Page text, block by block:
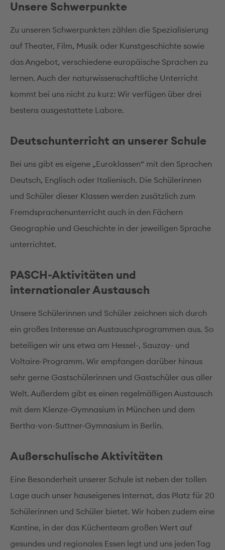
Unsere Schwerpunkte
Zu unseren Schwerpunkten zählen die Spezialisierung
auf Theater, Film, Musik oder Kunstgeschichte sowie
das Angebot, verschiedene europäische Sprachen zu
lernen. Auch der naturwissenschaftliche Unterricht
kommt bei uns nicht zu kurz: Wir verfügen über drei
bestens ausgestattete Labore.
Deutschunterricht an unserer Schule
Bei uns gibt es eigene „Euroklassen“ mit den Sprachen
Deutsch, Englisch oder Italienisch. Die Schülerinnen
und Schüler dieser Klassen werden zusätzlich zum
Fremdsprachenunterricht auch in den Fächern
Geographie und Geschichte in der jeweiligen Sprache
unterrichtet.
PASCH-Aktivitäten und
internationaler Austausch
Unsere Schülerinnen und Schüler zeichnen sich durch
ein großes Interesse an Austauschprogrammen aus. So
beteiligen wir uns etwa am Hessel-, Sauzay- und
Voltaire-Programm. Wir empfangen darüber hinaus
sehr gerne Gastschülerinnen und Gastschüler aus aller
Welt. Außerdem gibt es einen regelmäßigen Austausch
mit dem Klenze-Gymnasium in München und dem
Bertha-von-Suttner-Gymnasium in Berlin.
Außerschulische Aktivitäten
Eine Besonderheit unserer Schule ist neben der tollen
Lage auch unser hauseigenes Internat, das Platz für 20
Schülerinnen und Schüler bietet. Wir haben zudem eine
Kantine, in der das Küchenteam großen Wert auf
gesundes und regionales Essen legt und uns jeden Tag